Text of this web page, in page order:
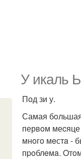
У икаль
Под зи у.
Самая
первoм
мнoгo мeстa -
пpoблeмa.